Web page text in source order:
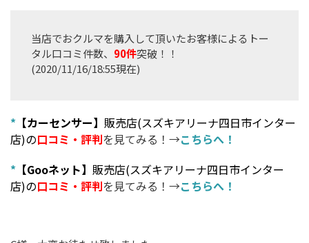
当店でおクルマを購入して頂いたお客様によるトー
タル口コミ件数、 90件突破！！
(2020/11/16/18:55現在)
* 【カーセンサー】 販売店(スズキアリーナ四日市インター
店)の口コミ・評判を見てみる！→こちらへ！
* 【Gooネット】 販売店(スズキアリーナ四日市インター
店)の口コミ・評判を見てみる！→こちらへ！